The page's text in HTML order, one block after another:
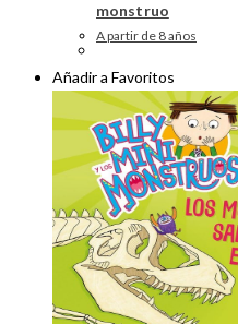
monstruo
A partir de 8 años
Añadir a Favoritos